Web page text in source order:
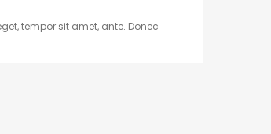
tempor sit amet, ante. Donec